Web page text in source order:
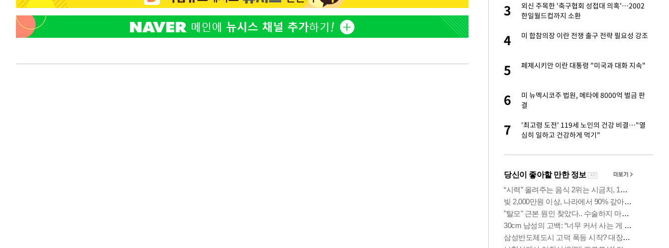
3
김도영·곽빈·안현민…오승환·니퍼트가 콕
집은 차기 메이저리거
4
'폭염 휴식기' 프로야구 10개 구단, 훈련·휴
5
휴머노이드부터 AI공장까지…제조업 바꾸는
3
외신 주목한 '축구협회 성접대 의혹'…2002
한일월드컵까지 소환
4 미 합참의장 이란 전쟁 출구 전략 필요성 강조
5 페제시키안 이란 대통령 "미국과 대화 지속"
6
미 뉴멕시코주 법원, 메타에 8000억 벌금 판
결
7
'최고령 도전' 119세 노인의 건강 비결…"열
심히 일하고 건강하게 먹기"